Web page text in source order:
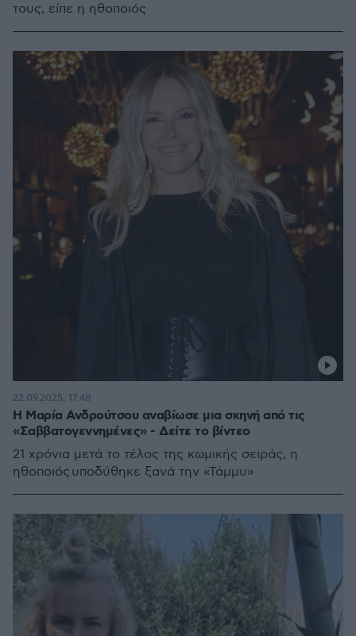
τους, είπε η ηθοποιός
Η Μαρία Ανδρούτσου αναβίωσε μια σκηνή από τις
«Σαββατογεννημένες» - Δείτε το βίντεο
21 χρόνια μετά το τέλος της κωμικής σειράς, η
ηθοποιός υποδύθηκε ξανά την «Τάμμυ»
22.09.2025, 17:48